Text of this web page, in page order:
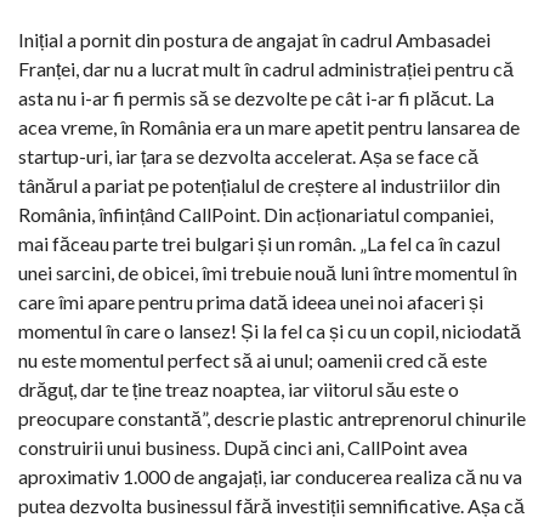
Inițial a pornit din postura de angajat în cadrul Ambasadei
Franței, dar nu a lucrat mult în cadrul administrației pentru că
asta nu i-ar fi permis să se dezvolte pe cât i-ar fi plăcut. La
acea vreme, în România era un mare apetit pentru lansarea de
startup-uri, iar țara se dezvolta accelerat. Așa se face că
tânărul a pariat pe potențialul de creștere al industriilor din
România, înființând CallPoint. Din acționariatul companiei,
mai făceau parte trei bulgari și un român. „La fel ca în cazul
unei sarcini, de obicei, îmi trebuie nouă luni între momentul în
care îmi apare pentru prima dată ideea unei noi afaceri și
momentul în care o lansez! Și la fel ca și cu un copil, niciodată
nu este momentul perfect să ai unul; oamenii cred că este
drăguț, dar te ține treaz noaptea, iar viitorul său este o
preocupare constantă”, descrie plastic antreprenorul chinurile
construirii unui business. După cinci ani, CallPoint avea
aproximativ 1.000 de angajați, iar conducerea realiza că nu va
putea dezvolta businessul fără investiții semnificative. Așa că